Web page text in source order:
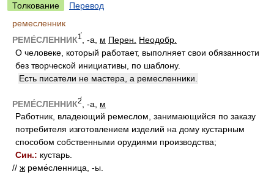
Толкование
Перевод
ремесленник
РЕМЕ́СЛЕННИК1́ , -а, м Перен.
Неодобр.
О человеке, который работает, выполняет свои обязанности
без творческой инициативы, по шаблону.
Есть писатели не мастера, а ремесленники.
РЕМЕ́СЛЕННИК2́ , -а, м
Работник, владеющий ремеслом, занимающийся по заказу
потребителя изготовлением изделий на дому кустарным
способом собственными орудиями производства;
Син.: кустарь.
// ж реме́сленница, -ы.